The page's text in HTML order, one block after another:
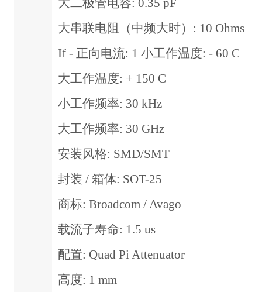
大二极管电容: 0.35 pF
大串联电阻（中频大时）: 10 Ohms
If - 正向电流: 1 小工作温度: - 60 C
大工作温度: + 150 C
小工作频率: 30 kHz
大工作频率: 30 GHz
安装风格: SMD/SMT
封装 / 箱体: SOT-25
商标: Broadcom / Avago
载流子寿命: 1.5 us
配置: Quad Pi Attenuator
高度: 1 mm